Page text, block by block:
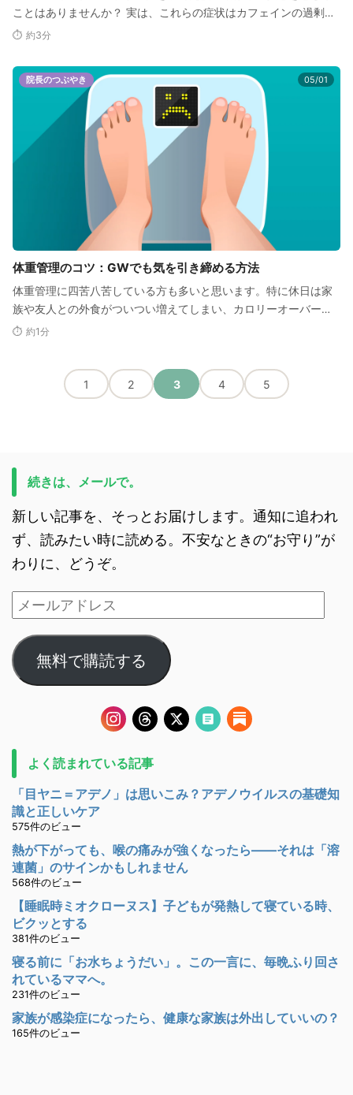
ことはありませんか？ 実は、これらの症状はカフェインの過剰摂
取が原因かもしれません…
⏱ 約3分
院長のつぶやき 05/01
体重管理のコツ：GWでも気を引き締める方法
体重管理に四苦八苦している方も多いと思います。特に休日は家
族や友人との外食がついつい増えてしまい、カロリーオーバーに
悩まされることも。私もそ…
⏱ 約1分
1 2 3 4 5
続きは、メールで。
新しい記事を、そっとお届けします。通知に追われ
ず、読みたい時に読める。不安なときの“お守り”が
わりに、どうぞ。
無料で購読する
よく読まれている記事
「目ヤニ＝アデノ」は思いこみ？アデノウイルスの基礎知
識と正しいケア
575件のビュー
熱が下がっても、喉の痛みが強くなったら――それは「溶
連菌」のサインかもしれません
568件のビュー
【睡眠時ミオクローヌス】子どもが発熱して寝ている時、
ビクッとする
381件のビュー
寝る前に「お水ちょうだい」。この一言に、毎晩ふり回さ
れているママへ。
231件のビュー
家族が感染症になったら、健康な家族は外出していいの？
165件のビュー